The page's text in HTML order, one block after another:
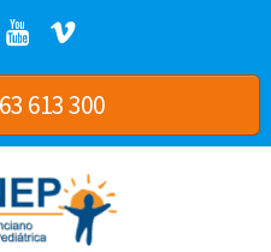
613 300